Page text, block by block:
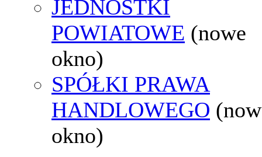
JEDNOSTKI
POWIATOWE (nowe
okno)
SPÓŁKI PRAWA
HANDLOWEGO
okno)